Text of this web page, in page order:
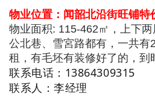
物业位置：闻韶北沿街旺铺特
物业面积: 115-462㎡，上下
公北巷、雪宮路都有，一共有
租，有毛坯有装修好了的，到
联系电话：13864309315
联系人：李经理